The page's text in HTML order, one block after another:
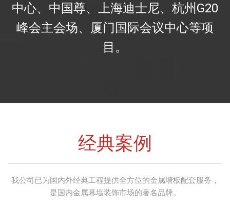
中心、中国尊、上海迪士尼、杭州G20
峰会主会场、厦门国际会议中心等项
目。
经典案例
我公司已为国内外经典工程提供全方位的金属墙板配套服务，
是国内金属幕墙装饰市场的著名品牌。